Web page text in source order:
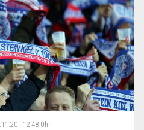
| 12:48 Uhr